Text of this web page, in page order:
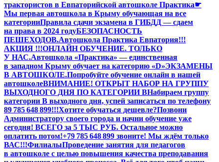
трактористов в Евпаторийской автошколе Практика☛
Мы первая автошкола в Крыму обучающая на все
категорииПравила сдачи экзамена в ГИБДД — сдаем
на права в 2024 годуБЕЗОПАСНОСТЬ
ПЕШЕХОДОВ.Автошкола Практика Евпатория!!!
АКЦИЯ !!!ОНЛАЙН ОБУЧЕНИЕ. ТОЛЬКО
У НАС.Автошкола «Практика» — единственная
в западном Крыму обучает на категорию «D»ЭКЗАМЕНЫ
В АВТОШКОЛЕ.Попробуйте обучение онлайн в нашей
автошколеВНИМАНИЕ! ОТКРЫТ НАБОР НА ГРУППУ
ВЫХОДНОГО ДНЯ ПО КАТЕГОРИИ ВНабираем группу
категории В выходного дня, успей записаться по телефону
89 785 648 899!!!Хотите обучаться дешевле?Позвони
Администратору своего города и начни обучение уже
сегодня! ВСЕГО за 5 ТЫС РУБ. Остальное можно
оплатить потом!+79 785 648 899 звоните! Мы ждём только
ВАС!!!ФилиалыПроведение занятия для педагогов
в автошколе с целью повышения качества преподавания